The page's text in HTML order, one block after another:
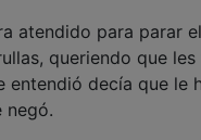
atendido para parar
queriendo que
entendió decía que
negó.